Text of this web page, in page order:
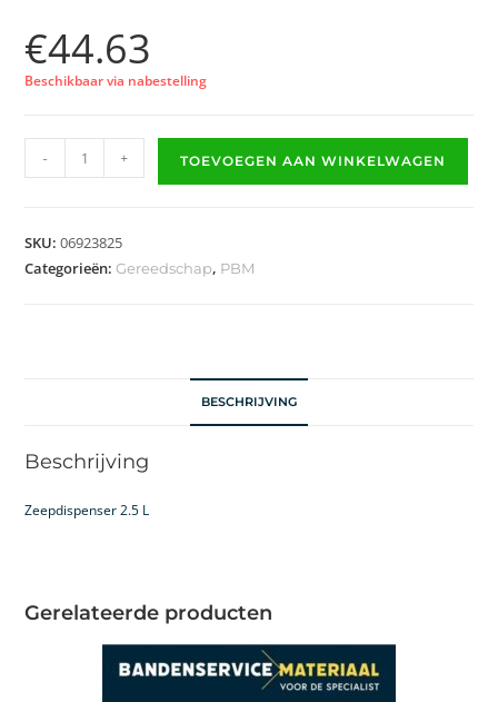
€44.63
Beschikbaar via nabestelling
- + TOEVOEGEN AAN WINKELWAGEN
SKU:06923825
Categorieën:Gereedschap, PBM
BESCHRIJVING
Beschrijving
Zeepdispenser 2.5 L
Gerelateerde producten